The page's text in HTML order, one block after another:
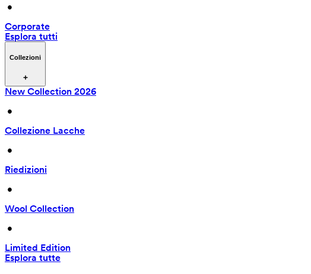
•
Corporate
Esplora tutti
Collezioni
New Collection 2026
•
Collezione Lacche
•
Riedizioni
•
Wool Collection
•
Limited Edition
Esplora tutte